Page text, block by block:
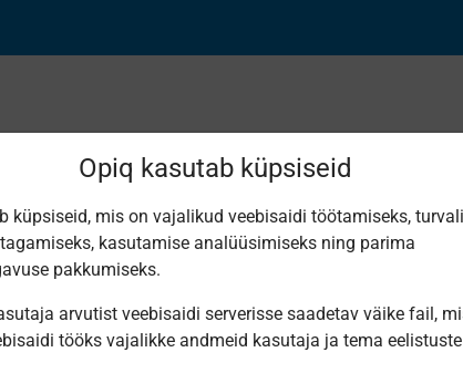
5 vastet
Opiq kasutab küpsiseid
küpsiseid, mis on vajalikud veebisaidi töötamiseks,
kasutamise analüüsimiseks ning parima
pakkumiseks.
arvutist veebisaidi serverisse saadetav väike fail,
tööks vajalikke andmeid kasutaja ja tema